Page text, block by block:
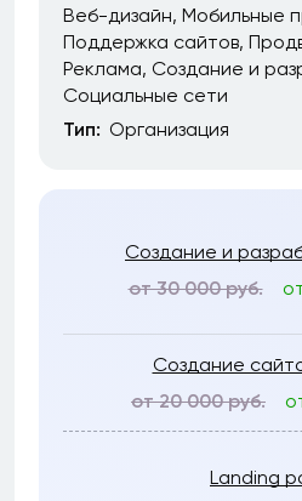
Веб-дизайн Мобильные
Поддержка сайтов
Реклама Создание и
Социальные сети
Тип: Организация
Создание и
от 30 000 руб.
Создание
от 20 000 руб.
Landing